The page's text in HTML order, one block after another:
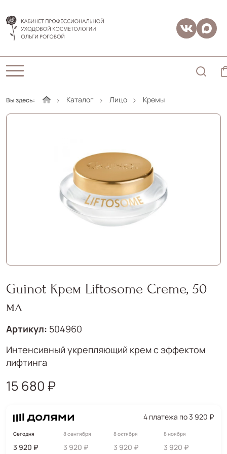
Вы здесь: Каталог Лицо Кремы
Guinot Крем Liftosome Creme, 50
мл
Артикул: 504960
Интенсивный укрепляющий крем с эффектом
лифтинга
15 680 ₽
4 платежа по 3 920 ₽
Сегодня
3 920 ₽
8 сентября
3 920 ₽
8 октября
3 920 ₽
8 ноября
3 920 ₽